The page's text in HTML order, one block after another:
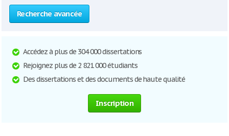
Recherche avancée
Accédez à plus de 304 000 dissertations
Rejoignez plus de 2 821 000 étudiants
Des dissertations et des documents de haute qualité
Inscription